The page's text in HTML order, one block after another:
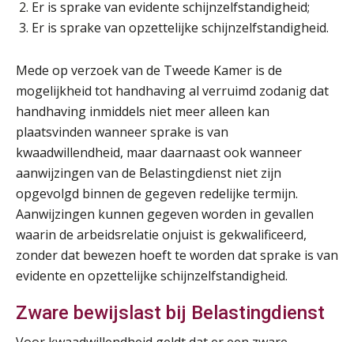
Er is sprake van evidente schijnzelfstandigheid;
Er is sprake van opzettelijke schijnzelfstandigheid.
Mede op verzoek van de Tweede Kamer is de
mogelijkheid tot handhaving al verruimd zodanig dat
handhaving inmiddels niet meer alleen kan
plaatsvinden wanneer sprake is van
kwaadwillendheid, maar daarnaast ook wanneer
aanwijzingen van de Belastingdienst niet zijn
opgevolgd binnen de gegeven redelijke termijn.
Aanwijzingen kunnen gegeven worden in gevallen
waarin de arbeidsrelatie onjuist is gekwalificeerd,
zonder dat bewezen hoeft te worden dat sprake is van
evidente en opzettelijke schijnzelfstandigheid.
Zware bewijslast bij Belastingdienst